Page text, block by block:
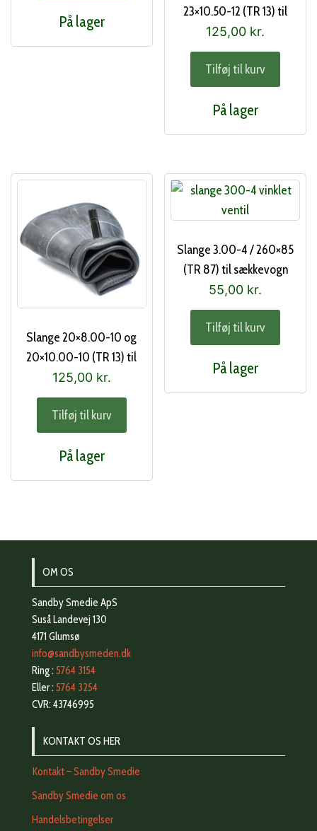
På lager
23×10.50-12 (TR 13) til
havemaskiner
125,00 kr.
Tilføj til kurv
På lager
Slange 20×8.00-10 og
20×10.00-10 (TR 13) til
havetraktor
125,00 kr.
Tilføj til kurv
På lager
Slange 3.00-4 / 260×85
(TR 87) til sækkevogn
55,00 kr.
Tilføj til kurv
På lager
OM OS
Sandby Smedie ApS
Suså Landevej 130
4171 Glumsø
info@sandbysmeden.dk
Ring : 5764 3154
Eller : 5764 3254
CVR: 43746995
KONTAKT OS HER
Kontakt – Sandby Smedie
Sandby Smedie om os
Handelsbetingelser